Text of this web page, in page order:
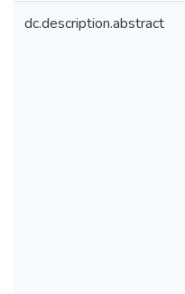
dc.description.abstract